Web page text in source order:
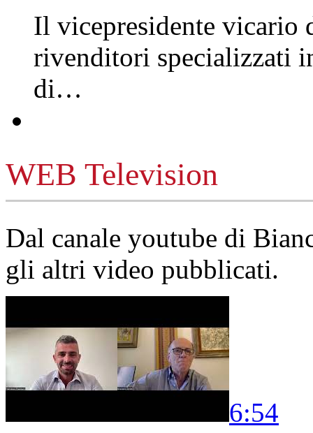
Il vicepresidente vicario
rivenditori specializzati
di…
WEB Television
Dal canale youtube di
gli altri video pubblicati.
6:54